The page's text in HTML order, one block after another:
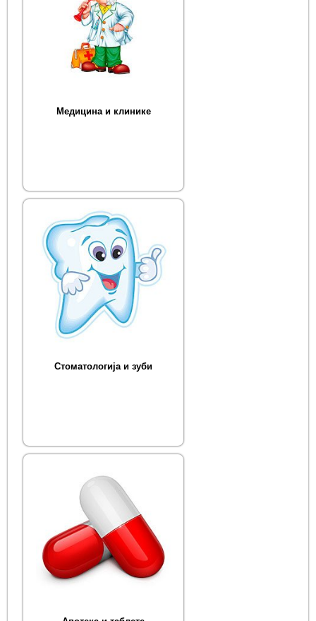
Медицина и клинике
Стоматологија и зуби